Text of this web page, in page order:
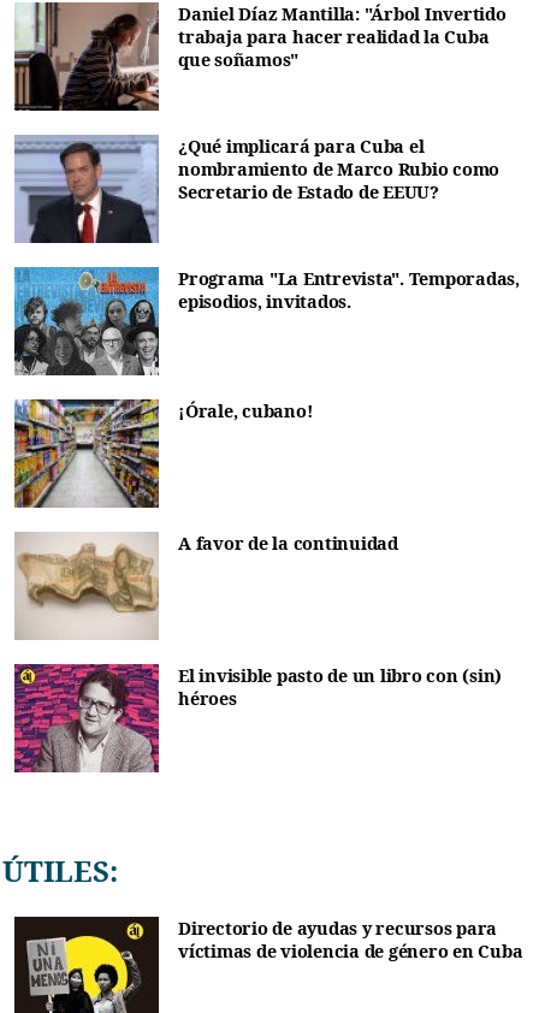
Daniel Díaz Mantilla: "Árbol Invertido
trabaja para hacer realidad la Cuba
que soñamos"
¿Qué implicará para Cuba el
nombramiento de Marco Rubio como
Secretario de Estado de EEUU?
Programa "La Entrevista". Temporadas,
episodios, invitados.
¡Órale, cubano!
A favor de la continuidad
El invisible pasto de un libro con (sin)
héroes
ÚTILES:
Directorio de ayudas y recursos para
víctimas de violencia de género en Cuba